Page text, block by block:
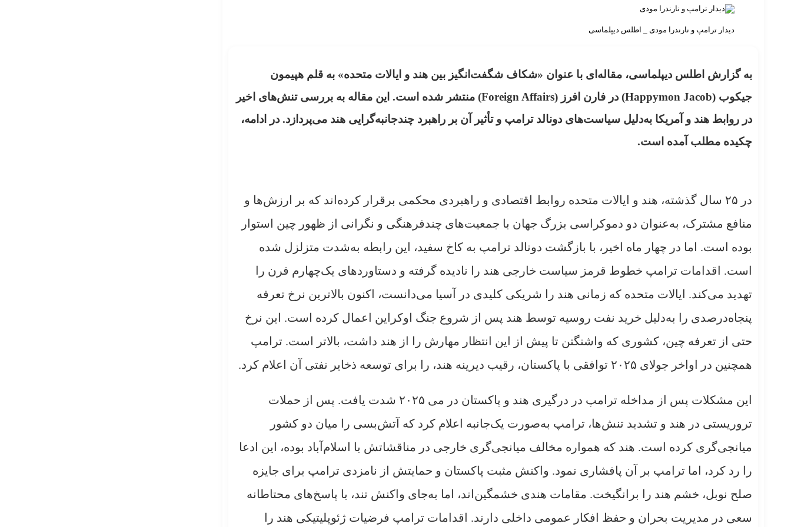
دیدار ترامپ و نارندرا مودی _ اطلس دیپلماسی
به گزارش اطلس دیپلماسی، مقاله‌ای با عنوان «شکاف شگفت‌انگیز بین هند و ایالات متحده» به قلم هپیمون
جیکوب (Happymon Jacob) در فارن افرز (Foreign Affairs) منتشر شده است. این مقاله به بررسی تنش‌های اخیر
در روابط هند و آمریکا به‌دلیل سیاست‌های دونالد ترامپ و تأثیر آن بر راهبرد چندجانبه‌گرایی هند می‌پردازد. در ادامه،
چکیده مطلب آمده است.
در ۲۵ سال گذشته، هند و ایالات متحده روابط اقتصادی و راهبردی محکمی برقرار کرده‌اند که بر ارزش‌ها و
منافع مشترک، به‌عنوان دو دموکراسی بزرگ جهان با جمعیت‌های چندفرهنگی و نگرانی از ظهور چین استوار
بوده است. اما در چهار ماه اخیر، با بازگشت دونالد ترامپ به کاخ سفید، این رابطه به‌‌شدت متزلزل شده
است. اقدامات ترامپ خطوط قرمز سیاست خارجی هند را نادیده گرفته و دستاوردهای یک‌چهارم قرن را
تهدید می‌کند. ایالات متحده که زمانی هند را شریکی کلیدی در آسیا می‌دانست، اکنون بالاترین نرخ تعرفه
پنجاه‌درصدی را به‌دلیل خرید نفت روسیه توسط هند پس از شروع جنگ اوکراین اعمال کرده است. این نرخ
حتی از تعرفه چین، کشوری که واشنگتن تا پیش از این انتظار مهارش را از هند داشت، بالاتر است. ترامپ
همچنین در اواخر جولای ۲۰۲۵ توافقی با پاکستان، رقیب دیرینه هند، را برای توسعه ذخایر نفتی آن اعلام کرد.
این مشکلات پس از مداخله ترامپ در درگیری هند و پاکستان در می ۲۰۲۵ شدت یافت. پس از حملات
تروریستی در هند و تشدید تنش‌ها، ترامپ به‌صورت یک‌جانبه اعلام کرد که آتش‌بسی را میان دو کشور
میانجی‌گری کرده است. هند که همواره مخالف میانجی‌گری خارجی در مناقشاتش با اسلام‌آباد بوده، این ادعا
را رد کرد، اما ترامپ بر آن پافشاری نمود. واکنش مثبت پاکستان و حمایتش از نامزدی‌ ترامپ برای جایزه
صلح نوبل، خشم هند را برانگیخت. مقامات هندی خشمگین‌اند، اما به‌جای واکنش تند، با پاسخ‌های محتاطانه
سعی در مدیریت بحران و حفظ افکار عمومی داخلی دارند. اقدامات ترامپ فرضیات ژئوپلیتیکی هند را